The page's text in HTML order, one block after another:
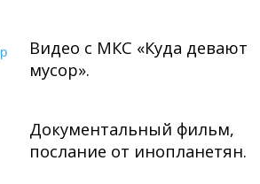
Видео с МКС «Куда девают
мусор».
Документальный фильм,
послание от инопланетян.